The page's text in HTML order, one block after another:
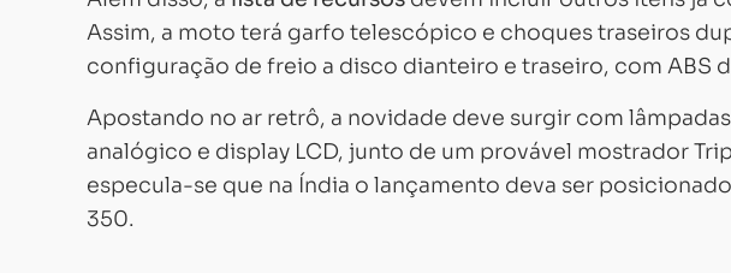
Assim, a moto terá garfo telescópico e choques traseiros
configuração de freio a disco dianteiro e traseiro, com ABS
Apostando no ar retrô, a novidade deve surgir com
analógico e display LCD, junto de um provável mostrador
especula-se que na Índia o lançamento deva ser
350.